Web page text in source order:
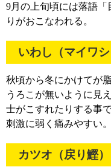
9月の上旬頃には落語
りがおこなわれる。
いわし（マイワシ
秋頃から冬にかけてが
うろこが無いように見
士がこすれたりする事
刺激に弱く痛みやすい。
カツオ（戻り鰹）